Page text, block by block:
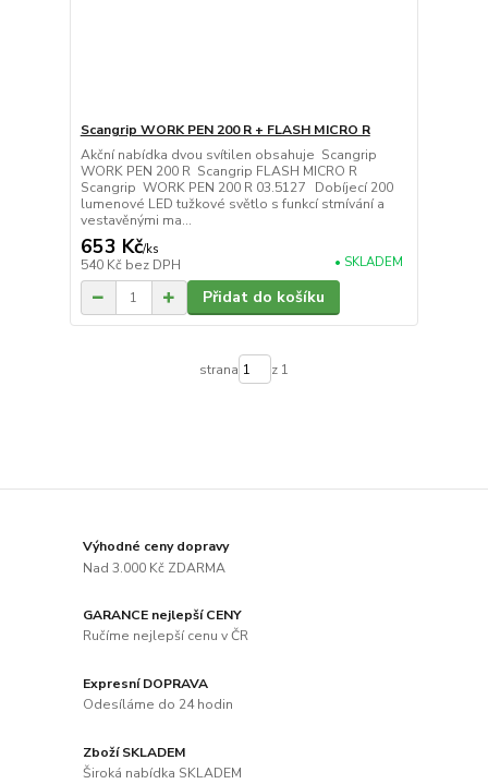
Scangrip WORK PEN 200 R + FLASH MICRO R
Akční nabídka dvou svítilen obsahuje Scangrip
WORK PEN 200 R Scangrip FLASH MICRO R
Scangrip WORK PEN 200 R 03.5127 Dobíjecí 200
lumenové LED tužkové světlo s funkcí stmívání a
vestavěnými ma...
653 Kč/ks
540 Kč bez DPH • SKLADEM
Přidat do košíku
strana z 1
Výhodné ceny dopravy
Nad 3.000 Kč ZDARMA
GARANCE nejlepší CENY
Ručíme nejlepší cenu v ČR
Expresní DOPRAVA
Odesíláme do 24 hodin
Zboží SKLADEM
Široká nabídka SKLADEM